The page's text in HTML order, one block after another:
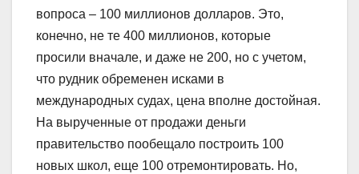
вопроса – 100 миллионов долларов. Это,
конечно, не те 400 миллионов, которые
просили вначале, и даже не 200, но с учетом,
что рудник обременен исками в
международных судах, цена вполне достойная.
На вырученные от продажи день­ги
правительство пообещало построить 100
новых школ, еще 100 отремонтировать. Но,